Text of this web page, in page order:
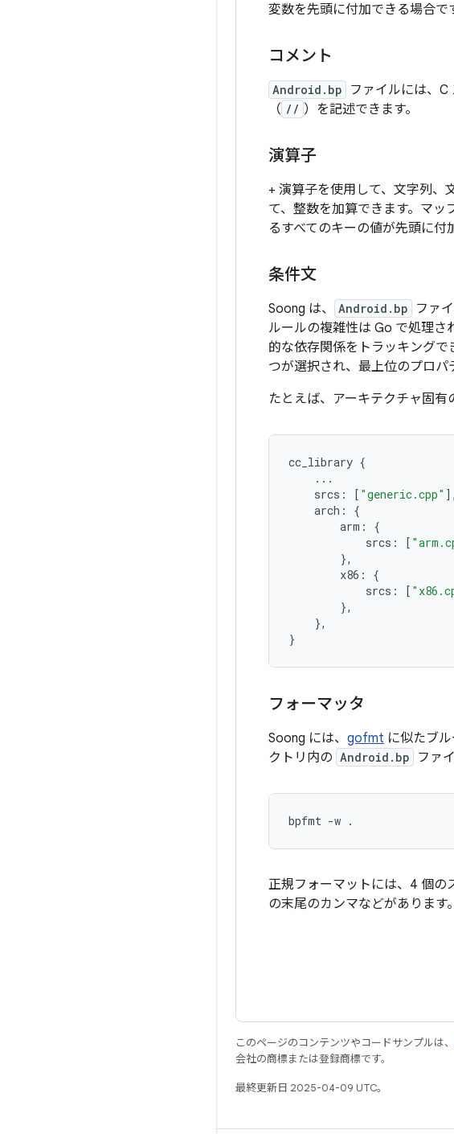
変数を先頭に付加できる場合で
コメント
Android.bp ファイルには、
（ // ）を記述できます。
演算子
+ 演算子を使用して、文字列、
て、整数を加算できます。マ
るすべてのキーの値が先頭に付
条件文
Soong は、 Android.bp
ファ
ルールの複雑性は Go で処理さ
的な依存関係をトラッキングで
つが選択され、最上位のプロパ
たとえば、アーキテクチャ固有
cc_library {
...
srcs : [ "generic.cpp" ],
arch :
{
arm :
{
srcs : [
},
x86 :
{
srcs : [
},
},
}
フォーマッタ
Soong には、 gofmt に似たブ
クトリ内の Android.bp ファ
正規フォーマットには、4 個の
の末尾のカンマなどがあります。
このページのコンテンツやコードサンプルは、
会社の商標または登録商標です。
最終更新日 2025-04-09 UTC。